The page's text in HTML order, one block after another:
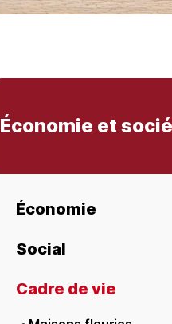
Économie et
Économie
Social
Cadre de vie